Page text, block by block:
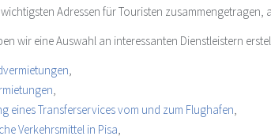
Adressen für Touristen
wir eine Auswahl an interessanten Dienstleistern
eines Transferservices vom und zum Flughafen
Verkehrsmittel in Pisa